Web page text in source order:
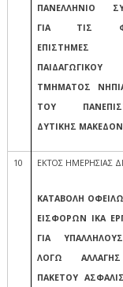
ΠΑΝΕΛΛΗΝΙΟ
ΓΙΑ ΤΙΣ
ΠΑΙΔΑΓΩΓΙΚΟΥ
ΤΜΗΜΑΤΟΣ
ΤΟΥ
ΔΥΤΙΚΗΣ
10 ΕΚΤΟΣ ΗΜΕΡΗΣΙΑΣ
ΚΑΤΑΒΟΛΗ
ΕΙΣΦΟΡΩΝ ΙΚΑ
ΓΙΑ
ΛΟΓΩ
ΠΑΚΕΤΟΥ